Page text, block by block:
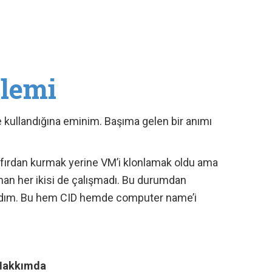
eminim. Başıma gelen bir anımı
kurmak yerine VM’i klonlamak oldu ama
her ikisi de çalışmadı. Bu durumdan
Bu hem CID hemde computer name’i